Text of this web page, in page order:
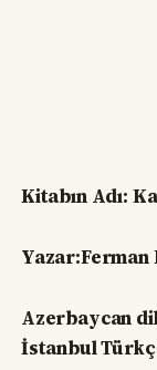
Kitabın Adı:
Yazar:Ferman
Azerbaycan
İstanbul